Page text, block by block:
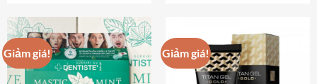
có
nhiều
biến
Giảm giá! Giảm giá!